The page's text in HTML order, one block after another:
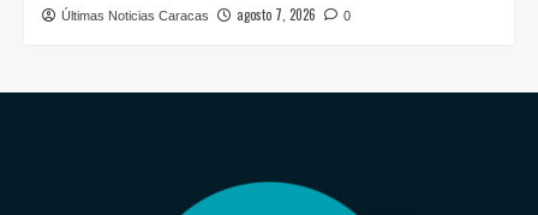
Últimas Noticias Caracas agosto 7, 2026 0